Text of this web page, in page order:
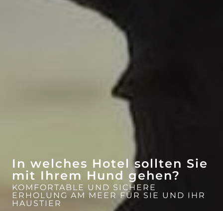
ATTRAKTIONEN
In welches Hotel sollten Sie
mit Ihrem Hund gehen?
KOMFORTABLE UND SICHERE
ERHOLUNG AM MEER FÜR SIE UND IHR
HAUSTIER